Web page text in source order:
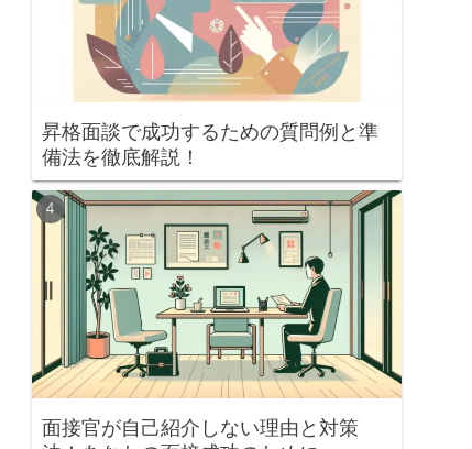
昇格面談で成功するための質問例と準
備法を徹底解説！
面接官が自己紹介しない理由と対策